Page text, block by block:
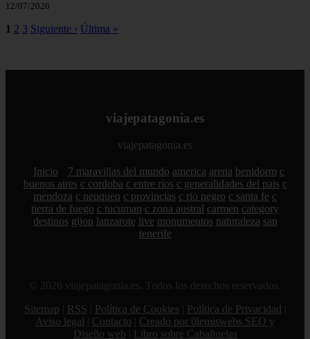
12/07/2026
1 2 3 Siguiente › Última »
viajepatagonia.es
viajepatagonia.es
Inicio 7 maravillas del mundo america arena benidorm c
buenos aires c cordoba c entre rios c generalidades del pais c
mendoza c neuquen c provincias c rio negro c santa fe c
tierra de fuego c tucuman c zona austral carmen category
destinos gijon lanzarote live monumentos naturaleza san
tenerife
© 2026 viajepatagonia.es. Todos los derechos reservados.
Sitemap
RSS Política de Cookies Política de Privacidad
Aviso legal
Contacto
Creado por 0lemiswebs SEO y
Diseño web
Libro sobre Cabañuelas